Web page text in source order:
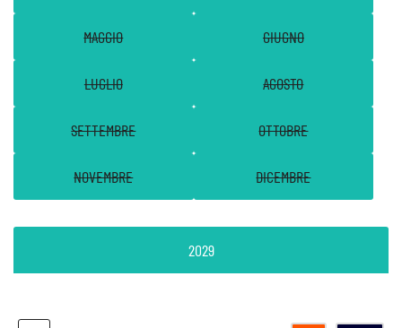
MAGGIO GIUGNO
LUGLIO AGOSTO
SETTEMBRE OTTOBRE
NOVEMBRE DICEMBRE
2029